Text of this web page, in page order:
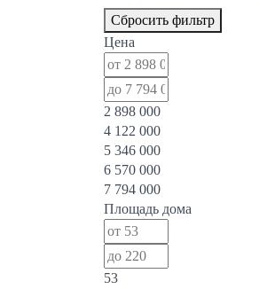
Сбросить фильтр
Цена
2 898 000
4 122 000
5 346 000
6 570 000
7 794 000
Площадь дома
53